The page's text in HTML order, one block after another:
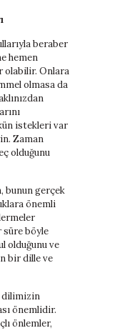
beraber
hemen
olabilir. Onlara
olmasa da
istekleri var
Zaman
olduğunu
bunun gerçek
önemli
böyle
olduğunu ve
bir dille ve
dilimizin
önemlidir.
önlemler,